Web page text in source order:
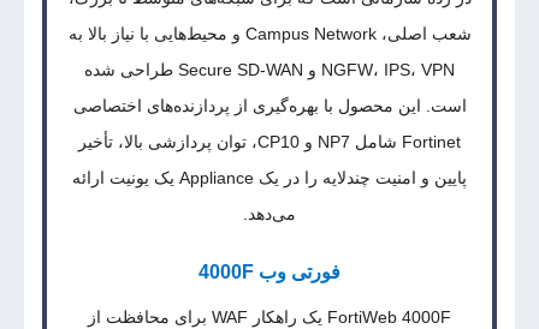
شعب اصلی، Campus Network و محیط‌هایی با نیاز بالا به
NGFW، IPS، VPN و Secure SD-WAN طراحی شده
است. این محصول با بهره‌گیری از پردازنده‌های اختصاصی
Fortinet شامل NP7 و CP10، توان پردازشی بالا، تأخیر
پایین و امنیت چندلایه را در یک Appliance یک یونیت ارائه
می‌دهد.
فورتی وب 4000F
FortiWeb 4000F یک راهکار WAF برای محافظت از